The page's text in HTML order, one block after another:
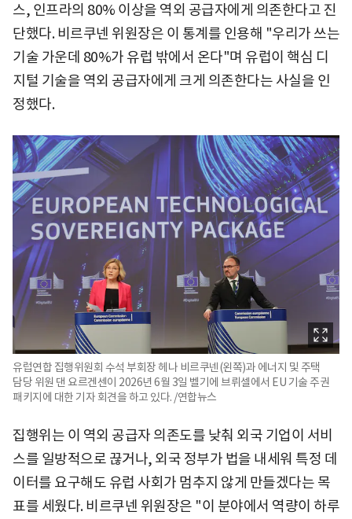
스, 인프라의 80% 이상을 역외 공급자에게 의존한다고 진
단했다. 비르쿠넨 위원장은 이 통계를 인용해 "우리가 쓰는
기술 가운데 80%가 유럽 밖에서 온다"며 유럽이 핵심 디
지털 기술을 역외 공급자에게 크게 의존한다는 사실을 인
정했다.
유럽연합 집행위원회 수석 부회장 헤나 비르쿠넨(왼쪽)과 에너지 및 주택
담당 위원 댄 요르겐센이 2026년 6월 3일 벨기에 브뤼셀에서 EU 기술 주권
패키지에 대한 기자 회견을 하고 있다. /연합뉴스
집행위는 이 역외 공급자 의존도를 낮춰 외국 기업이 서비
스를 일방적으로 끊거나, 외국 정부가 법을 내세워 특정 데
이터를 요구해도 유럽 사회가 멈추지 않게 만들겠다는 목
표를 세웠다. 비르쿠넨 위원장은 "이 분야에서 역량이 하루